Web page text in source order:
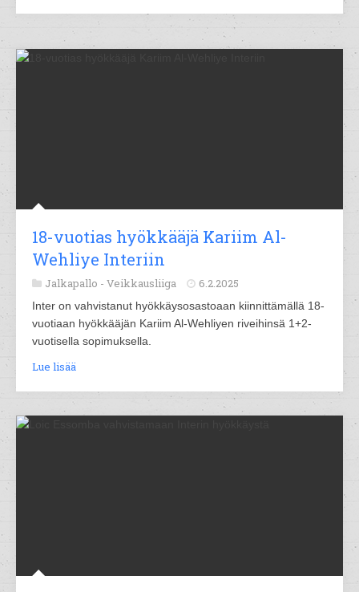
18-vuotias hyökkääjä Kariim Al-
Wehliye Interiin
Jalkapallo - Veikkausliiga 6.2.2025
Inter on vahvistanut hyökkäysosastoaan kiinnittämällä 18-
vuotiaan hyökkääjän Kariim Al-Wehliyen riveihinsä 1+2-
vuotisella sopimuksella.
Lue lisää